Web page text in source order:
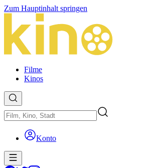
Zum Hauptinhalt springen
Filme
Kinos
Konto